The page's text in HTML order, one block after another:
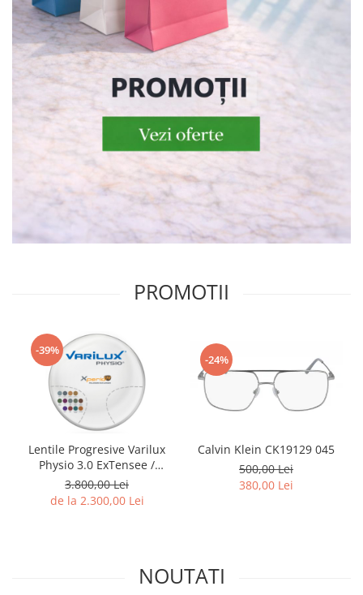
PROMOTII
-39%
Lentile Progresive Varilux
Physio 3.0 ExTensee /
Transitions / XTRActive -
Lentile Autentice Essilor -
3.800,00 Lei
de la 2.300,00 Lei
-24%
Calvin Klein CK19129 045
500,00 Lei
380,00 Lei
NOUTATI